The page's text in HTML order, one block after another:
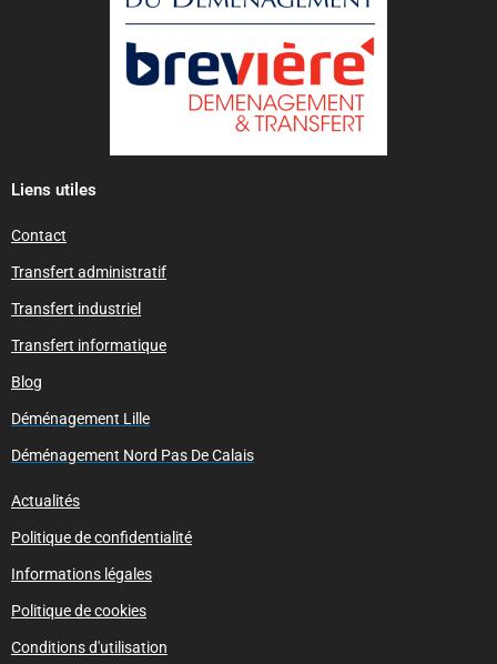
Liens utiles
Contact
Transfert administratif
Transfert industriel
Transfert informatique
Blog
Déménagement Lille
Déménagement Nord Pas De Calais
Actualités
Politique de confidentialité
Informations légales
Politique de cookies
Conditions d'utilisation